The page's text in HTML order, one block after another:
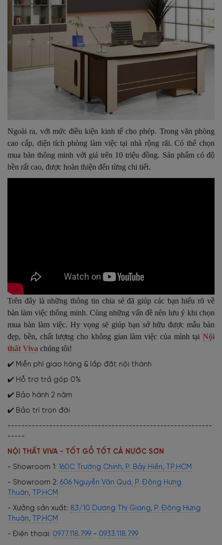
Ngoài ra, với mức điều kiện kinh tế cho phép. Trong văn phòng
cao cấp, diện tích phòng làm việc tại nhà rộng rãi. Có thể chọn
mua bàn thông minh với giá trên 10 triệu đồng. Sản phẩm có độ
bền rất cao, được hoàn thiện đến từng chi tiết.
Trên đây là những thông tin chia sẻ đã giúp các bạn hiểu rõ về
bàn làm việc thông minh. Cùng những vấn đề nên lưu ý khi chọn
mua bàn làm việc. Hy vọng sẽ giúp bạn sở hữu được mẫu bàn
đẹp, bền, chất lượng cho không gian làm việc của mình tại Nội
thất Viva chúng tôi!
✔️ Miễn phí giao hàng & lắp đặt nội thành
✔️ Hỗ trợ trả góp 0%
✔️ Bảo hành 2 năm
✔️ Bảo trì trọn đời
-----------------------------------------------------------
-----
NỘI THẤT VIVA - TỐT GỖ TỐT CẢ NƯỚC SƠN
- Showroom 1: 160C Trường Chinh, P. Bảy Hiền, TP.HCM
- Showroom 2: 606 Nguyễn Văn Quá, P. Đông Hưng
Thuận, TP.HCM
- Xưởng sản xuất: 83/10 Dương Thị Giang, P. Đông Hưng
Thuận, TP.HCM
- Điện thoại: 0977.118.799 - 0933.118.799